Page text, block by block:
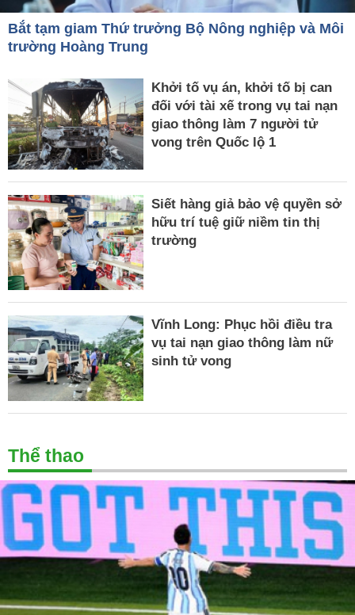
Bắt tạm giam Thứ trưởng Bộ Nông nghiệp và Môi
trường Hoàng Trung
Khởi tố vụ án, khởi tố bị can
đối với tài xế trong vụ tai nạn
giao thông làm 7 người tử
vong trên Quốc lộ 1
Siết hàng giả bảo vệ quyền sở
hữu trí tuệ giữ niềm tin thị
trường
Vĩnh Long: Phục hồi điều tra
vụ tai nạn giao thông làm nữ
sinh tử vong
Thể thao